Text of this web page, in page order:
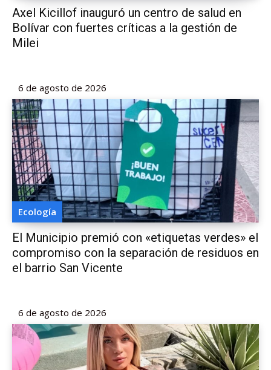
Axel Kicillof inauguró un centro de salud en
Bolívar con fuertes críticas a la gestión de
Milei
6 de agosto de 2026
Ecología
El Municipio premió con «etiquetas verdes» el
compromiso con la separación de residuos en
el barrio San Vicente
6 de agosto de 2026